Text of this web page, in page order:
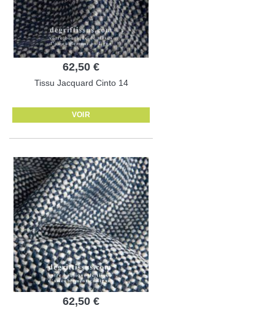
62,50 €
Tissu Jacquard Cinto 14
VOIR
62,50 €